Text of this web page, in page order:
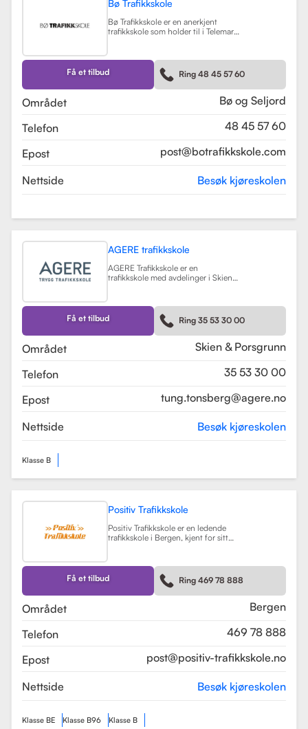
Bø Trafikkskole
Bø Trafikkskole er en anerkjent
trafikkskole som holder til i Telemark,
elever. Skolen tilbyr opplæring for
førerkort i klasse B, B96 og BE, samt
en rekke kurs som trafikalt
grunnkurs, mørkekjøring, førstehjelp
Få et tilbud Ring 48 45 57 60
Området
Bø og Seljord
Telefon
48 45 57 60
Epost
post@botrafikkskole.com
Nettside Besøk kjøreskolen
AGERE trafikkskole
AGERE Trafikkskole er en
trafikkskole med avdelinger i Skien
førerkortklasser, fra moped til buss
og lastebil. Skolen har som mål å gi
elevene de nødvendige ferdighetene
og holdningene for å bli trygge og
kompetente sjåfører, med et fokus
på nullvisjonen om ingen drepte
god kvalitet på opplæringen.
AGERE Trafikkskole tilbyr også ulike
teorikurs og spesialiserte moduler
Les mer
Få et tilbud Ring 35 53 30 00
Området
Skien & Porsgrunn
Telefon
35 53 30 00
Epost
tung.tonsberg@agere.no
Nettside Besøk kjøreskolen
Klasse B
Positiv Trafikkskole
Positiv Trafikkskole er en ledende
trafikkskole i Bergen, kjent for sitt
føreropplæring for både bil,
tilhenger og moped, og har
spesialiserte kurs som trafikalt
grunnkurs og mørkekjøring. Les mer
Få et tilbud Ring 469 78 888
Området
Bergen
Telefon
469 78 888
Epost
post@positiv-trafikkskole.no
Nettside Besøk kjøreskolen
Klasse BE Klasse B96 Klasse B